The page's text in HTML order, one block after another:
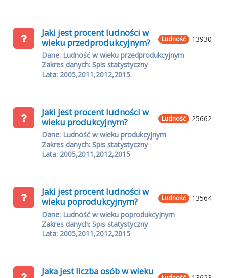
13930
Ludność
Jaki jest procent ludności w
wieku przedprodukcyjnym?
Dane: Ludność w wieku przedprodukcyjnym
Zakres danych: Spis statystyczny
Lata: 2005,2011,2012,2015
25662
Ludność
Jaki jest procent ludności w
wieku produkcyjnym?
Dane: Ludność w wieku produkcyjnym
Zakres danych: Spis statystyczny
Lata: 2005,2011,2012,2015
13564
Ludność
Jaki jest procent ludności w
wieku poprodukcyjnym?
Dane: Ludność w wieku poprodukcyjnym
Zakres danych: Spis statystyczny
Lata: 2005,2011,2012,2015
Jaka jest liczba osób w wieku